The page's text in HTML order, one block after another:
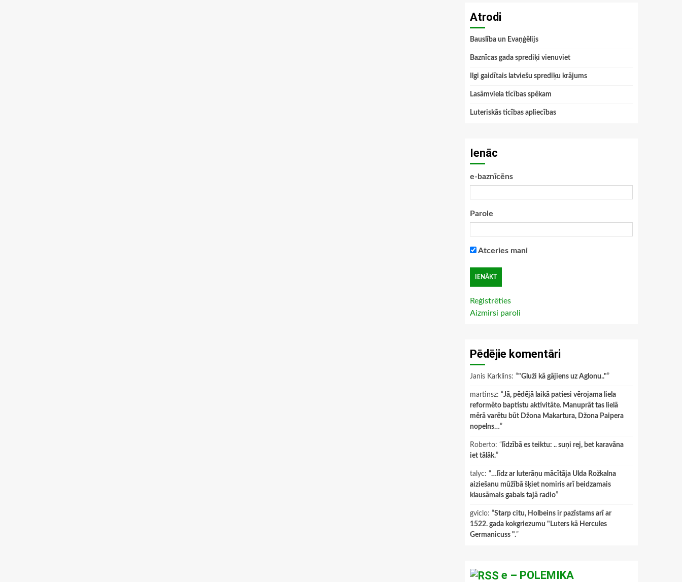
Atrodi
Bauslība un Evaņģēlijs
Baznīcas gada sprediķi vienuviet
Ilgi gaidītais latviešu sprediķu krājums
Lasāmviela ticības spēkam
Luteriskās ticības apliecības
Ienāc
e-baznīcēns
Parole
Atceries mani
Reģistrēties
Aizmirsi paroli
Pēdējie komentāri
Janis Karklins: “"Gluži kā gājiens uz Aglonu.."”
martinsz: “Jā, pēdējā laikā patiesi vērojama liela
reformēto baptistu aktivitāte. Manuprāt tas lielā
mērā varētu būt Džona Makartura, Džona Paipera
nopelns…”
Roberto: “ līdzībā es teiktu: .. suņi rej, bet karavāna
iet tālāk.”
talyc: “…līdz ar luterāņu mācītāja Ulda Rožkalna
aiziešanu mūžībā šķiet nomiris arī beidzamais
klausāmais gabals tajā radio”
gviclo: “Starp citu, Holbeins ir pazīstams arī ar
1522. gada kokgriezumu "Luters kā Hercules
Germanicuss ".”
e – POLEMIKA